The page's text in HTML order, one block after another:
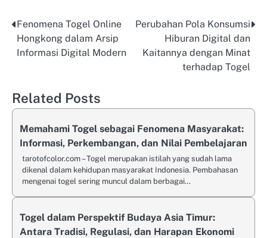
Post
navigation
Fenomena Togel Online
Hongkong dalam Arsip
Informasi Digital Modern
Perubahan Pola Konsumsi
Hiburan Digital dan
Kaitannya dengan Minat
terhadap Togel
Related Posts
Memahami Togel sebagai Fenomena Masyarakat:
Informasi, Perkembangan, dan Nilai Pembelajaran
tarotofcolor.com – Togel merupakan istilah yang sudah lama
dikenal dalam kehidupan masyarakat Indonesia. Pembahasan
mengenai togel sering muncul dalam berbagai…
Togel dalam Perspektif Budaya Asia Timur:
Antara Tradisi, Regulasi, dan Harapan Ekonomi